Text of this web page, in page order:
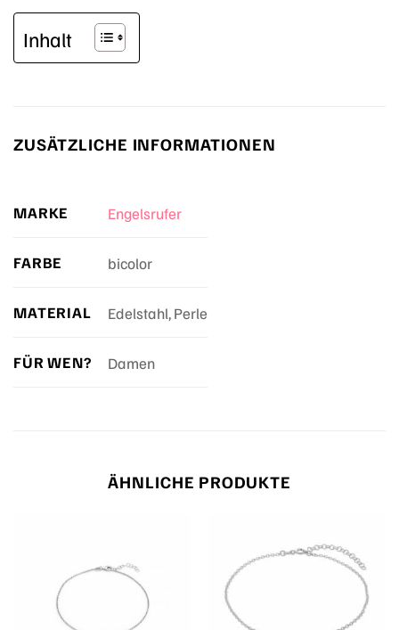
Inhalt
ZUSÄTZLICHE INFORMATIONEN
MARKE Engelsrufer
FARBE bicolor
MATERIAL Edelstahl, Perle
FÜR WEN? Damen
ÄHNLICHE PRODUKTE